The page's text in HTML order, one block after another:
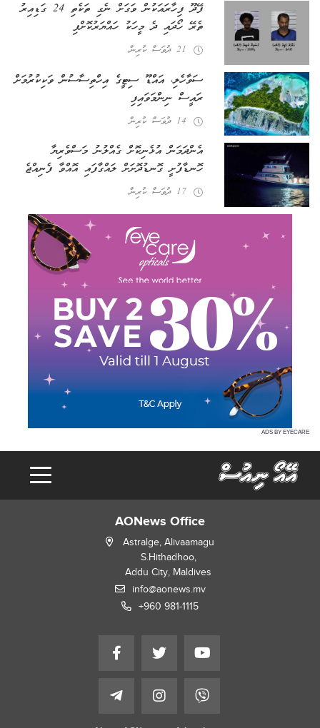
ފޭދޫ ފިހާރައަކުން ވަގަށް ނެގި ތަކެތި 24 ގަޑިއިރު
ތެރޭ ހޯދައި ދެ މީހަކު ހައްޔަރުކޮށްފި
21 ދުވަސް ކުރިން
ސަވާހެލި، އައްޑޫ ސިޓީގެ އިހްތިސާސުން ވަކިކުރުމަށް
ރައީސް ނިންމަވައިފި
14 ދުވަސް ކުރިން
އެންދަމަން އުޅެނިކޮށް ގެއްލުނު މަސްވެރިޔާ
ހޮނޑާފުށީ ގޮނޑުދޮށަށް ލައްގާފައި އޮއްވާ ފެނިއްޖެ
17 ދުވަސް ކުރިން
ADS BY EYECARE
AONews Office
Astralge, Alivaamagu
S.Hithadhoo,
Addu City, Maldives
info@aonews.mv
+960 981-1115